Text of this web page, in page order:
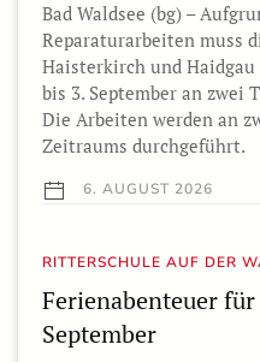
Bad Waldsee (bg) –
Reparaturarbeiten muss
Haisterkirch und
bis 3. September an zwei
Die Arbeiten werden an
Zeitraums durchgeführt.
6. AUGUST 2026
RITTERSCHULE AUF DER
Ferienabenteuer
September